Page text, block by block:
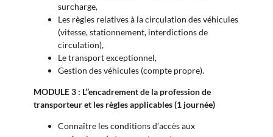
surcharge,
Les règles relatives à la circulation des véhicules
(vitesse, stationnement, interdictions de
circulation),
Le transport exceptionnel,
Gestion des véhicules (compte propre).
MODULE 3 : L’’encadrement de la profession de
transporteur et les règles applicables (1 journée)
Connaître les conditions d’accès aux